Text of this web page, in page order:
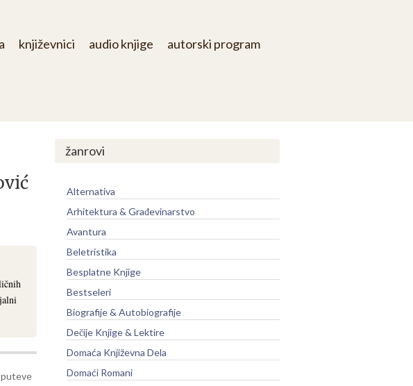
književnici audio knjige autorski program
žanrovi
Alternativa
Arhitektura & Građevinarstvo
Avantura
Beletristika
Besplatne Knjige
Bestseleri
Biografije & Autobiografije
Dečije Knjige & Lektire
Domaća Književna Dela
Domaći Romani